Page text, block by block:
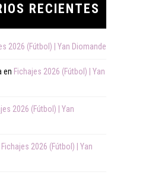
RECIENTES
2026 (Fútbol) | Yan Diomande
en Fichajes 2026 (Fútbol) | Yan
2026 (Fútbol) | Yan
Fichajes 2026 (Fútbol) | Yan